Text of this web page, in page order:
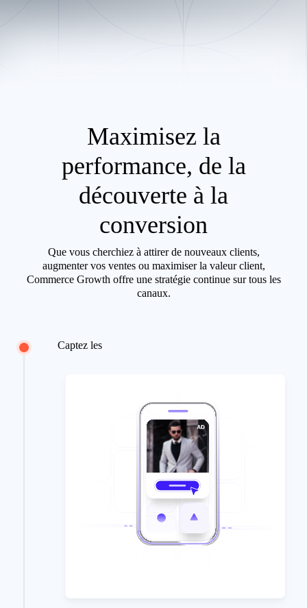
Maximisez la
performance, de la
découverte à la
conversion
Que vous cherchiez à attirer de nouveaux clients,
augmenter vos ventes ou maximiser la valeur client,
Commerce Growth offre une stratégie continue sur tous les
canaux.
Captez les